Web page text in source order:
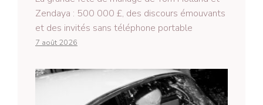
Zendaya : 500 000 £, des discours émouvants
et des invités sans téléphone portable
7 août 2026